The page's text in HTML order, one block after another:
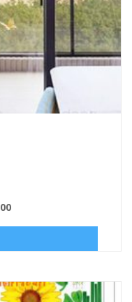
Current
฿90.00.